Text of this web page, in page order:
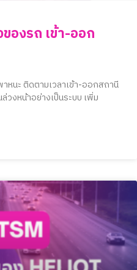
องรถ เข้า-ออก
หนะ ติดตามเวลาเข้า-ออกสถานี
วงหน้าอย่างเป็นระบบ เพิ่ม